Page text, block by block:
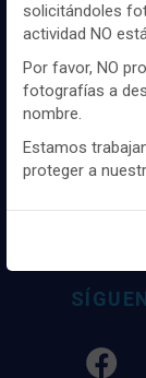
marcaas
mercado,
Igualmente,
la navegación
gustos y
Puedes
Para obtener
cookies.
solicitándoles
actividad NO
Por favor, NO
fotografías a
nombre.
Estamos
proteger a